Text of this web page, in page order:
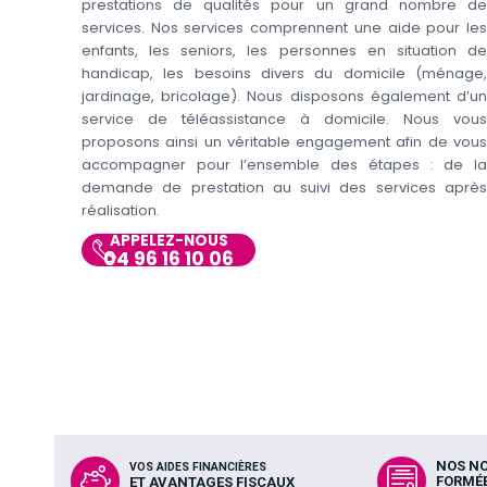
prestations de qualités pour un grand nombre de
services. Nos services comprennent une aide pour les
enfants, les seniors, les personnes en situation de
handicap, les besoins divers du domicile (ménage,
jardinage, bricolage). Nous disposons également d’un
service de téléassistance à domicile. Nous vous
proposons ainsi un véritable engagement afin de vous
accompagner pour l’ensemble des étapes : de la
demande de prestation au suivi des services après
réalisation.
APPELEZ-NOUS
04 96 16 10 06
VOS AIDES FINANCIÈRES
ET AVANTAGES FISCAUX
NOS